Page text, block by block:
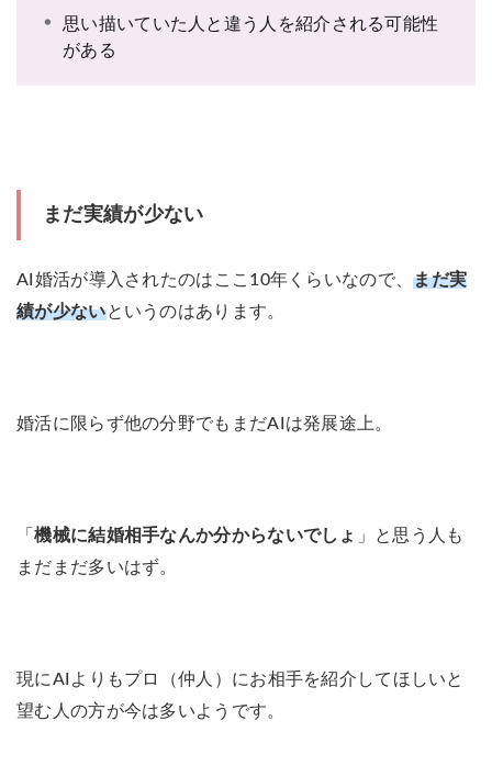
思い描いていた人と違う人を紹介される可能性
がある
まだ実績が少ない
AI婚活が導入されたのはここ10年くらいなので、まだ実
績が少ないというのはあります。
婚活に限らず他の分野でもまだAIは発展途上。
「機械に結婚相手なんか分からないでしょ
」と思う人も
まだまだ多いはず。
現にAIよりもプロ（仲人）にお相手を紹介してほしいと
望む人の方が今は多いようです。